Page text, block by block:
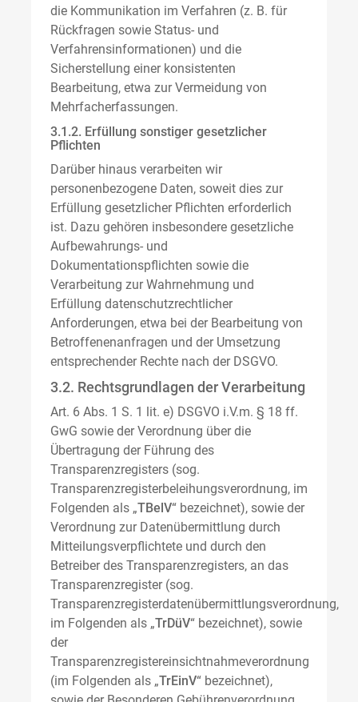
die Kommunikation im Verfahren (z. B. für
Rückfragen sowie Status- und
Verfahrensinformationen) und die
Sicherstellung einer konsistenten
Bearbeitung, etwa zur Vermeidung von
Mehrfacherfassungen.
3.1.2. Erfüllung sonstiger gesetzlicher
Pflichten
Darüber hinaus verarbeiten wir
personenbezogene Daten, soweit dies zur
Erfüllung gesetzlicher Pflichten erforderlich
ist. Dazu gehören insbesondere gesetzliche
Aufbewahrungs- und
Dokumentationspflichten sowie die
Verarbeitung zur Wahrnehmung und
Erfüllung datenschutzrechtlicher
Anforderungen, etwa bei der Bearbeitung von
Betroffenenanfragen und der Umsetzung
entsprechender Rechte nach der DSGVO.
3.2. Rechtsgrundlagen der Verarbeitung
Art. 6 Abs. 1 S. 1 lit. e) DSGVO i.V.m. § 18 ff.
GwG sowie der Verordnung über die
Übertragung der Führung des
Transparenzregisters (sog.
Transparenzregisterbeleihungsverordnung, im
Folgenden als „TBelV“ bezeichnet), sowie der
Verordnung zur Datenübermittlung durch
Mitteilungsverpflichtete und durch den
Betreiber des Transparenzregisters, an das
Transparenzregister (sog.
Transparenzregisterdatenübermittlungsverordnung,
im Folgenden als „TrDüV“ bezeichnet), sowie
der
Transparenzregistereinsichtnahmeverordnung
(im Folgenden als „TrEinV“ bezeichnet),